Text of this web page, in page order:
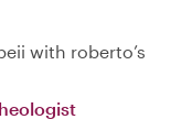
with roberto’s